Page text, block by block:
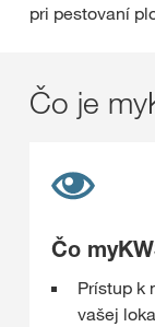
pri pestovaní
Čo je
Čo
Prístup k
vašej